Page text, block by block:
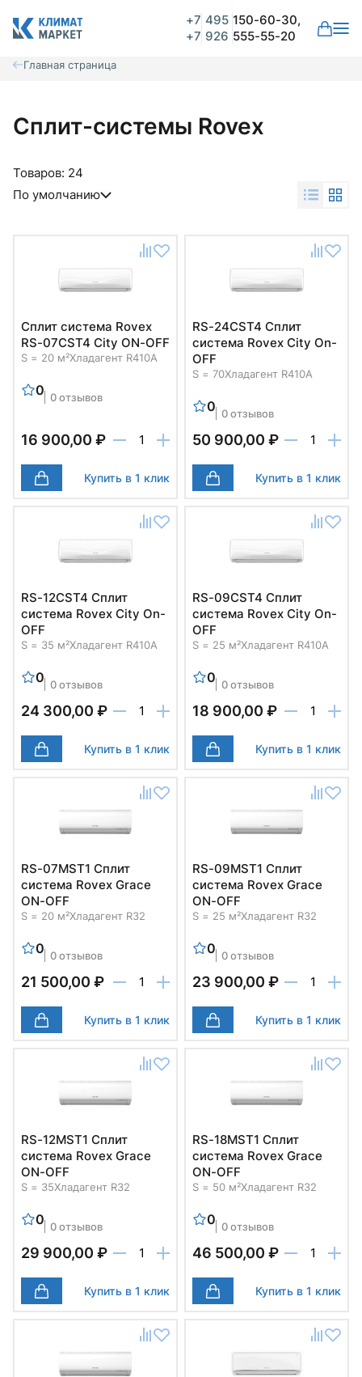
+7 495 150-60-30,
+7 926 555-55-20
Главная страница
Сплит-системы Rovex
Товаров: 24
По умолчанию
Cплит система Rovex
RS-07CST4 City ON-OFF
S = 20 м²Хладагент R410A
0 0 отзывов
16 900,00 ₽
Купить в 1 клик
RS-24CST4 Cплит
система Rovex City On-
OFF
S = 70Хладагент R410A
0 0 отзывов
50 900,00 ₽
Купить в 1 клик
RS-12CST4 Cплит
система Rovex City On-
OFF
S = 35 м²Хладагент R410A
0 0 отзывов
24 300,00 ₽
Купить в 1 клик
RS-09CST4 Cплит
система Rovex City On-
OFF
S = 25 м²Хладагент R410A
0 0 отзывов
18 900,00 ₽
Купить в 1 клик
RS-07MST1 Cплит
система Rovex Grace
ON-OFF
S = 20 м²Хладагент R32
0 0 отзывов
21 500,00 ₽
Купить в 1 клик
RS-09MST1 Cплит
система Rovex Grace
ON-OFF
S = 25 м²Хладагент R32
0 0 отзывов
23 900,00 ₽
Купить в 1 клик
RS-12MST1 Cплит
система Rovex Grace
ON-OFF
S = 35Хладагент R32
0 0 отзывов
29 900,00 ₽
Купить в 1 клик
RS-18MST1 Cплит
система Rovex Grace
ON-OFF
S = 50 м²Хладагент R32
0 0 отзывов
46 500,00 ₽
Купить в 1 клик